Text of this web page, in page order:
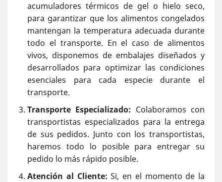
acumuladores térmicos de gel o hielo seco,
para garantizar que los alimentos congelados
mantengan la temperatura adecuada durante
todo el transporte. En el caso de alimentos
vivos, disponemos de embalajes diseñados y
desarrollados para optimizar las condiciones
esenciales para cada especie durante el
transporte.
Transporte Especializado: Colaboramos con
transportistas especializados para la entrega
de sus pedidos. Junto con los transportistas,
haremos todo lo posible para entregar su
pedido lo más rápido posible.
Atención al Cliente: Si, en el momento de la